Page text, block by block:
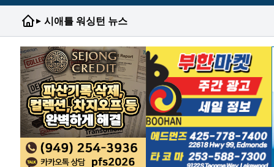
▸ 시애틀 워싱턴 뉴스